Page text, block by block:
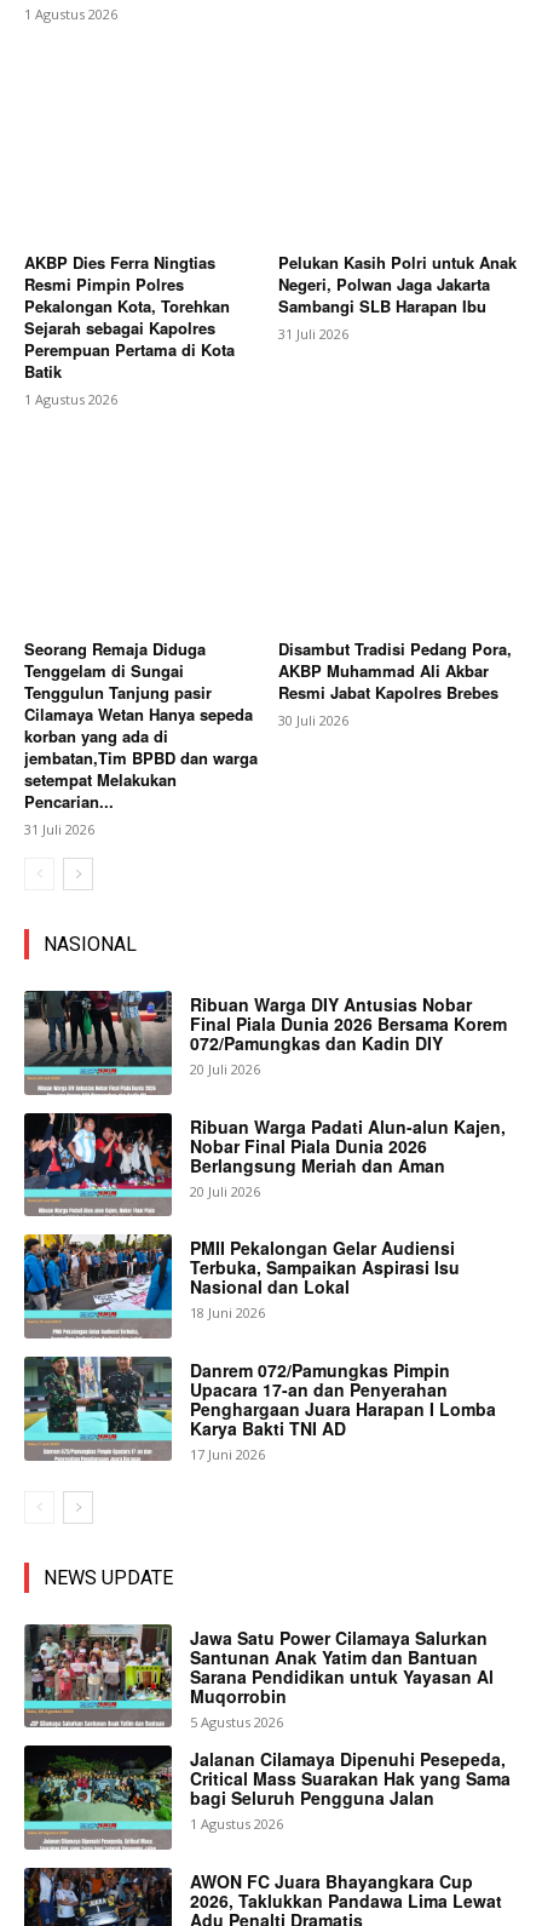
1 Agustus 2026
AKBP Dies Ferra Ningtias
Resmi Pimpin Polres
Pekalongan Kota, Torehkan
Sejarah sebagai Kapolres
Perempuan Pertama di Kota
Batik
1 Agustus 2026
Pelukan Kasih Polri untuk Anak
Negeri, Polwan Jaga Jakarta
Sambangi SLB Harapan Ibu
31 Juli 2026
Seorang Remaja Diduga
Tenggelam di Sungai
Tenggulun Tanjung pasir
Cilamaya Wetan Hanya sepeda
korban yang ada di
jembatan,Tim BPBD dan warga
setempat Melakukan
Pencarian...
31 Juli 2026
Disambut Tradisi Pedang Pora,
AKBP Muhammad Ali Akbar
Resmi Jabat Kapolres Brebes
30 Juli 2026
NASIONAL
Ribuan Warga DIY Antusias Nobar
Final Piala Dunia 2026 Bersama Korem
072/Pamungkas dan Kadin DIY
20 Juli 2026
Ribuan Warga Padati Alun-alun Kajen,
Nobar Final Piala Dunia 2026
Berlangsung Meriah dan Aman
20 Juli 2026
PMII Pekalongan Gelar Audiensi
Terbuka, Sampaikan Aspirasi Isu
Nasional dan Lokal
18 Juni 2026
Danrem 072/Pamungkas Pimpin
Upacara 17-an dan Penyerahan
Penghargaan Juara Harapan I Lomba
Karya Bakti TNI AD
17 Juni 2026
NEWS UPDATE
Jawa Satu Power Cilamaya Salurkan
Santunan Anak Yatim dan Bantuan
Sarana Pendidikan untuk Yayasan Al
Muqorrobin
5 Agustus 2026
Jalanan Cilamaya Dipenuhi Pesepeda,
Critical Mass Suarakan Hak yang Sama
bagi Seluruh Pengguna Jalan
1 Agustus 2026
AWON FC Juara Bhayangkara Cup
2026, Taklukkan Pandawa Lima Lewat
Adu Penalti Dramatis